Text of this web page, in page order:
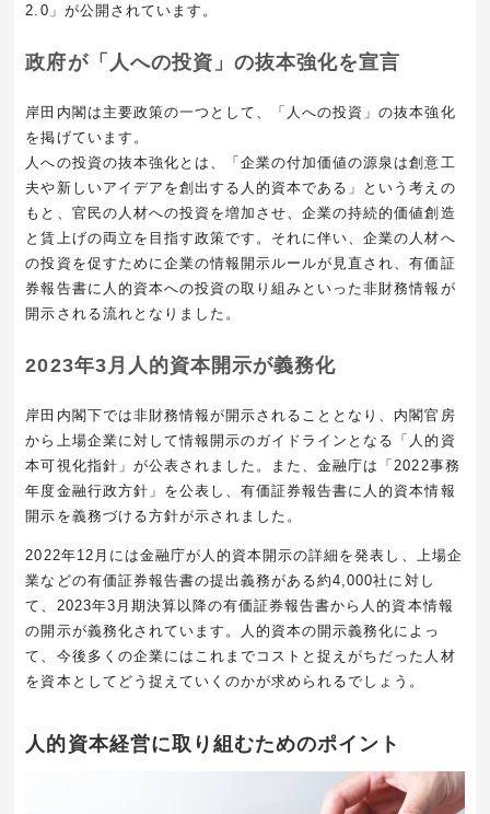
2.0」が公開されています。
政府が「人への投資」の抜本強化を宣言
岸田内閣は主要政策の一つとして、「人への投資」の抜本強化
を掲げています。
人への投資の抜本強化とは、「企業の付加価値の源泉は創意工
夫や新しいアイデアを創出する人的資本である」という考えの
もと、官民の人材への投資を増加させ、企業の持続的価値創造
と賃上げの両立を目指す政策です。それに伴い、企業の人材へ
の投資を促すために企業の情報開示ルールが見直され、有価証
券報告書に人的資本への投資の取り組みといった非財務情報が
開示される流れとなりました。
2023年3月人的資本開示が義務化
岸田内閣下では非財務情報が開示されることとなり、内閣官房
から上場企業に対して情報開示のガイドラインとなる「人的資
本可視化指針」が公表されました。また、金融庁は「2022事務
年度金融行政方針」を公表し、有価証券報告書に人的資本情報
開示を義務づける方針が示されました。
2022年12月には金融庁が人的資本開示の詳細を発表し、上場企
業などの有価証券報告書の提出義務がある約4,000社に対し
て、2023年3月期決算以降の有価証券報告書から人的資本情報
の開示が義務化されています。人的資本の開示義務化によっ
て、今後多くの企業にはこれまでコストと捉えがちだった人材
を資本としてどう捉えていくのかが求められるでしょう。
人的資本経営に取り組むためのポイント